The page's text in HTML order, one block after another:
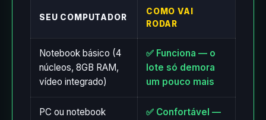
SEU COMPUTADOR
COMO VAI
RODAR
Notebook básico (4
núcleos, 8GB RAM,
vídeo integrado)
✅ Funciona — o
lote só demora
um pouco mais
PC ou notebook
✅ Confortável —